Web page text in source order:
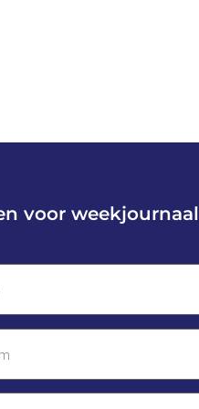
voor weekjournaal